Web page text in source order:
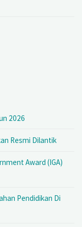
2026
Resmi Dilantik
Award (IGA)
Pendidikan Di